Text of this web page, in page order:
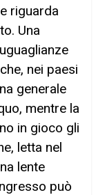
riguarda
Una
nei paesi
generale
mentre la
in gioco gli
letta nel
lente
può